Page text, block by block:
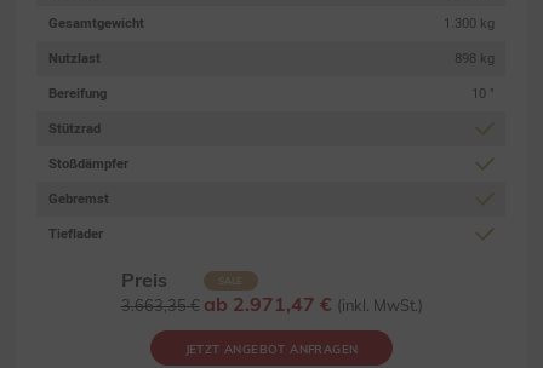
Gesamtgewicht
1.300 kg
Nutzlast
898 kg
Bereifung
10 "
Stützrad
Stoßdämpfer
Gebremst
Tieflader
Preis SALE
3.663,35 €ab 2.971,47 € (inkl. MwSt.)
JETZT ANGEBOT ANFRAGEN